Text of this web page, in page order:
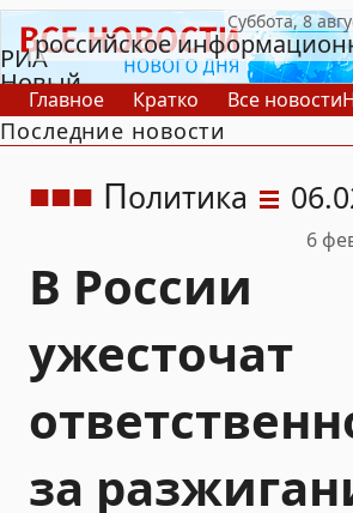
РИА
Новый
День
российское
Главное Кратко Все новости
В России
В мире
Последние новости
Политика
6
В России
ужесточат
за